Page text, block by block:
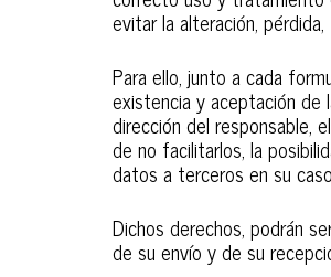
evitar la alteración,
Para ello, junto a cada
existencia y aceptación de
dirección del responsable,
de no facilitarlos, la
datos a terceros en su
Dichos derechos, podrán
de su envío y de su